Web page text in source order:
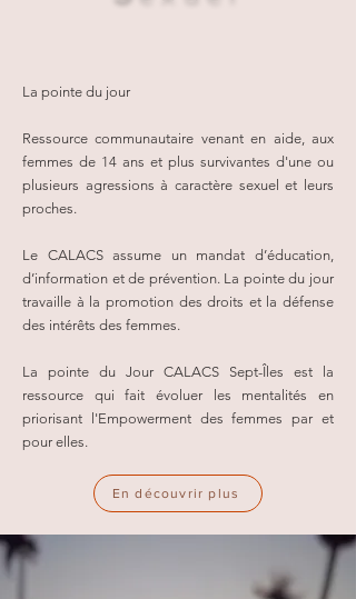
La pointe du jour
Ressource communautaire venant en aide, aux
femmes de 14 ans et plus survivantes d'une ou
plusieurs agressions à caractère sexuel et leurs
proches.
Le CALACS assume un mandat d’éducation,
d’information et de prévention. La pointe du jour
travaille à la promotion des droits et la défense
des intérêts des femmes.
La pointe du Jour CALACS Sept-Îles est la
ressource qui fait évoluer les mentalités en
priorisant l'Empowerment des femmes par et
pour elles.
En découvrir plus